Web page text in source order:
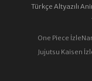
Türkçe Altyazılı
One Piece İzle
Jujutsu Kaisen